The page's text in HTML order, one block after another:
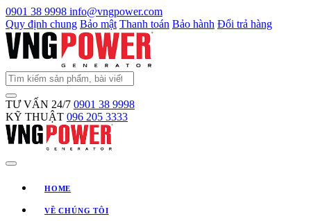
0901 38 9998 info@vngpower.com
Quy định chung Bảo mật Thanh toán Bảo hành Đổi trả hàng
TƯ VẤN 24/7 0901 38 9998
KỸ THUẬT 096 205 3333
HOME
VỀ CHÚNG TÔI